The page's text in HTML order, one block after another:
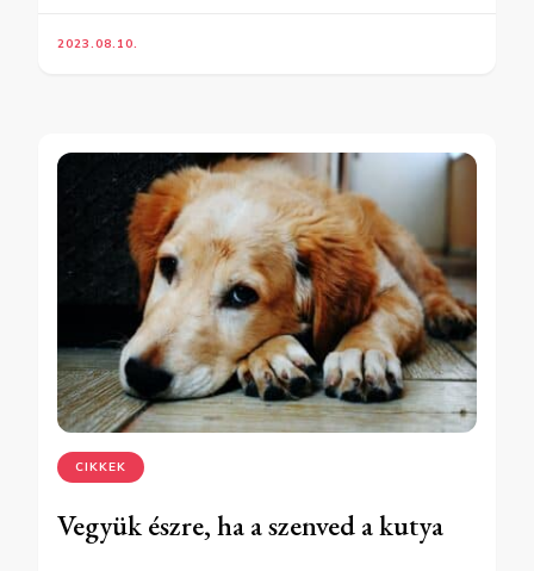
2023.08.10.
CIKKEK
Vegyük észre, ha a szenved a kutya